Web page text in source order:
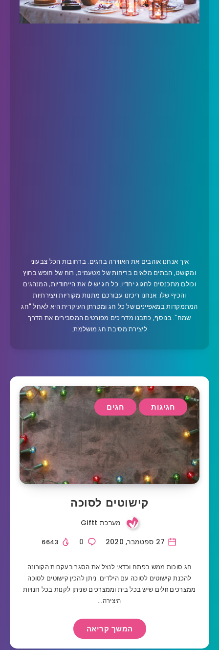
איך אנחנו אוהבים את האווירה בחגים. ברחובות הכל צבעוני
ומקושט, הבתים מלאים בריחות של מטעמים, רוח של חופש בחוץ
וכולם מתכנסים לחגוג יחדיו. כל חג יש לו את הייחודיות, המנהגים
והכיף שלו. אנחנו ריכזנו עבורכם מתנות מקוריות ויצירתיות
המתמקדות במאפיינים של כל חג ומטרתן העיקרית היא לאחל "חג
שמח". בנוסף, כתבנו מדריכים מפורטים המסבירים את הדרך
ליצירת מסיבת חג מושלמת.
חגיגות חגים
קישוטים לסוכה
מערכת Giftt
0
חג סוכות ממש בפתח וכדאי לנצל את הסגר בעקבות הקורונה
להכנת קישוטים לסוכה עם הילדים. ניתן להכין קישוטים לסוכה
ממצרכים זולים שיש בכל בית וממצרכים שניתן לקנות בכל חנויות
היצירה…
המשך קריאה